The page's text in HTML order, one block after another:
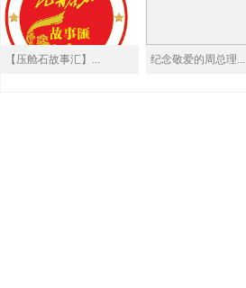
【压舱石故事汇】... 纪念敬爱的周总理...